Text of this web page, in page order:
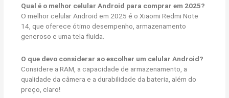
Qual é o melhor celular Android para comprar em 2025?
O melhor celular Android em 2025 é o Xiaomi Redmi Note
14, que oferece ótimo desempenho, armazenamento
generoso e uma tela fluida.
O que devo considerar ao escolher um celular Android?
Considere a RAM, a capacidade de armazenamento, a
qualidade da câmera e a durabilidade da bateria, além do
preço, claro!